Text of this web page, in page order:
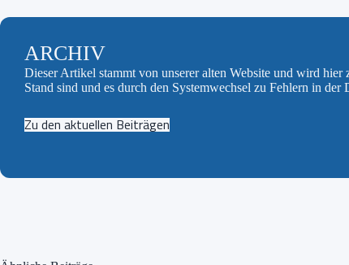
ARCHIV
Dieser Artikel stammt von unserer alten Website und wird
Stand sind und es durch den Systemwechsel zu Fehlern in der
Zu den aktuellen Beiträgen